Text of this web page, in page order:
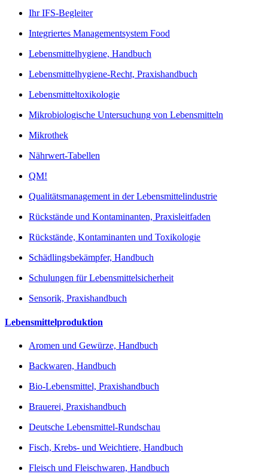
Ihr IFS-Begleiter
Integriertes Managementsystem Food
Lebensmittelhygiene, Handbuch
Lebensmittelhygiene-Recht, Praxishandbuch
Lebensmitteltoxikologie
Mikrobiologische Untersuchung von Lebensmitteln
Mikrothek
Nährwert-Tabellen
QM!
Qualitätsmanagement in der Lebensmittelindustrie
Rückstände und Kontaminanten, Praxisleitfaden
Rückstände, Kontaminanten und Toxikologie
Schädlingsbekämpfer, Handbuch
Schulungen für Lebensmittelsicherheit
Sensorik, Praxishandbuch
Lebensmittelproduktion
Aromen und Gewürze, Handbuch
Backwaren, Handbuch
Bio-Lebensmittel, Praxishandbuch
Brauerei, Praxishandbuch
Deutsche Lebensmittel-Rundschau
Fisch, Krebs- und Weichtiere, Handbuch
Fleisch und Fleischwaren, Handbuch